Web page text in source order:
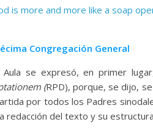
is more and more like a soap
Congregación General
Aula se expresó, en primer
(RPD), porque, se dijo,
por todos los Padres
redacción del texto y su